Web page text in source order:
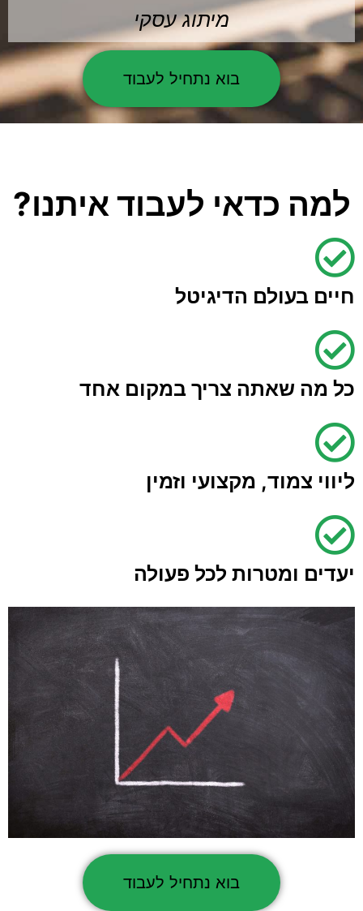
מיתוג עסקי
בוא נתחיל לעבוד
למה כדאי לעבוד איתנו?
חיים בעולם הדיגיטל
כל מה שאתה צריך במקום אחד
ליווי צמוד, מקצועי וזמין
יעדים ומטרות לכל פעולה
בוא נתחיל לעבוד